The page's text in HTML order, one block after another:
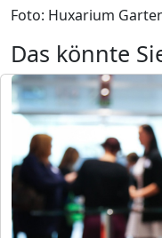
Foto: Huxarium
Das könnte